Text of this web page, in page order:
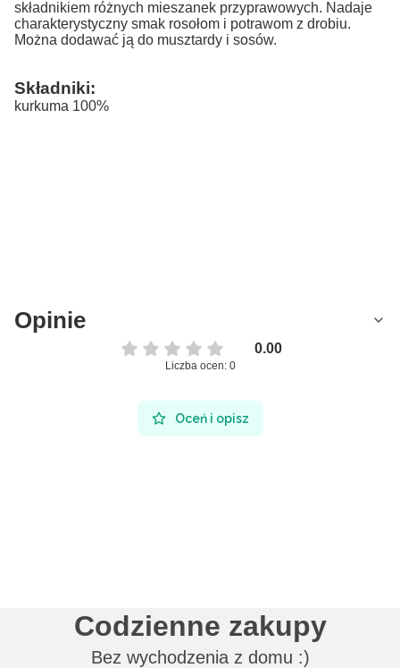
składnikiem różnych mieszanek przyprawowych. Nadaje
charakterystyczny smak rosołom i potrawom z drobiu.
Można dodawać ją do musztardy i sosów.
Składniki:
kurkuma 100%
Opinie
0.00
Liczba ocen: 0
Oceń i opisz
Codzienne zakupy
Bez wychodzenia z domu :)